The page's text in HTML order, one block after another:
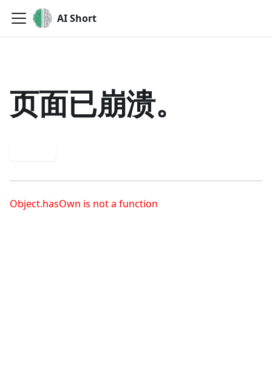
AI Short
页面已崩溃。
Object.hasOwn is not a function